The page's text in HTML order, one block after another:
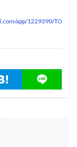
app/1229390/